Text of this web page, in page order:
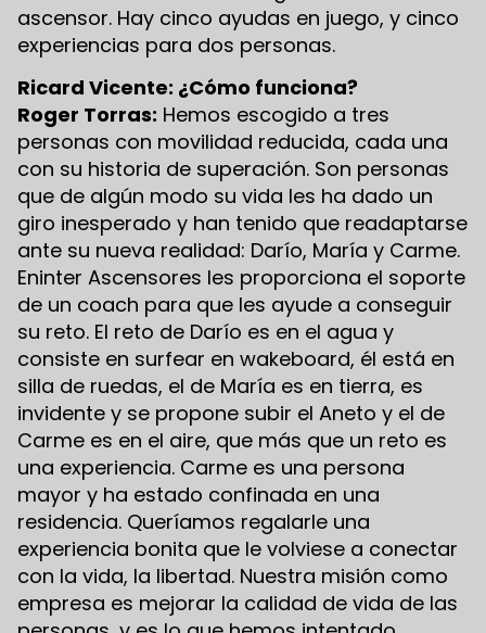
ascensor. Hay cinco ayudas en juego, y cinco
experiencias para dos personas.
Ricard Vicente: ¿Cómo funciona?
Roger Torras: Hemos escogido a tres
personas con movilidad reducida, cada una
con su historia de superación. Son personas
que de algún modo su vida les ha dado un
giro inesperado y han tenido que readaptarse
ante su nueva realidad: Darío, María y Carme.
Eninter Ascensores les proporciona el soporte
de un coach para que les ayude a conseguir
su reto. El reto de Darío es en el agua y
consiste en surfear en wakeboard, él está en
silla de ruedas, el de María es en tierra, es
invidente y se propone subir el Aneto y el de
Carme es en el aire, que más que un reto es
una experiencia. Carme es una persona
mayor y ha estado confinada en una
residencia. Queríamos regalarle una
experiencia bonita que le volviese a conectar
con la vida, la libertad. Nuestra misión como
empresa es mejorar la calidad de vida de las